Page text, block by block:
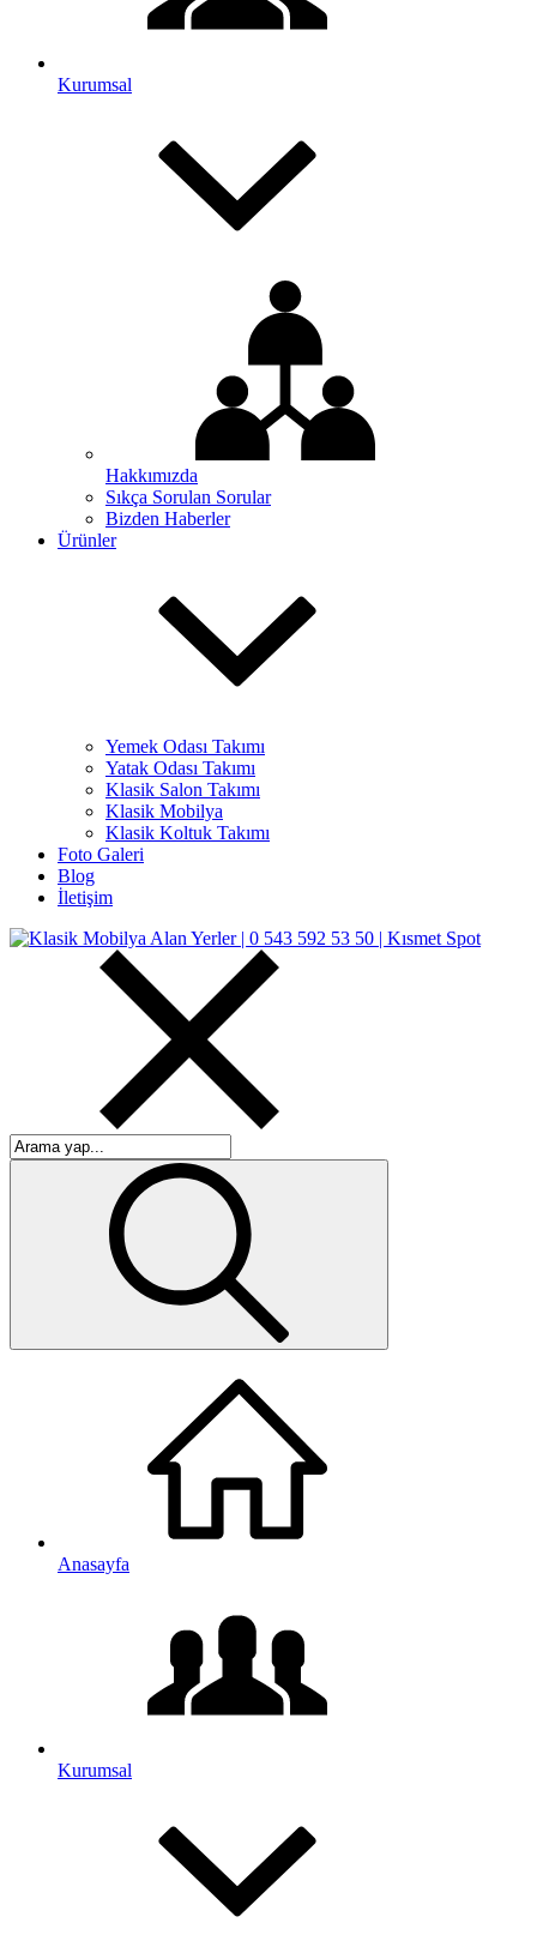
Kurumsal
Hakkımızda
Sıkça Sorulan Sorular
Bizden Haberler
Ürünler
Yemek Odası Takımı
Yatak Odası Takımı
Klasik Salon Takımı
Klasik Mobilya
Klasik Koltuk Takımı
Foto Galeri
Blog
İletişim
Anasayfa
Kurumsal